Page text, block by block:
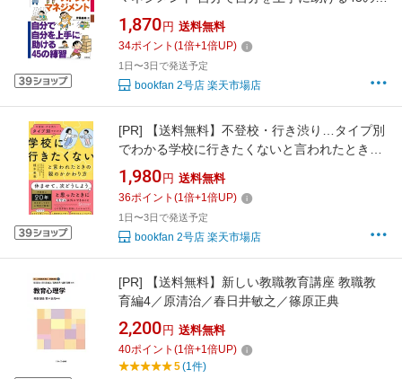
習／伊藤絵美
1,870 円 送料無料
34ポイント (1倍+1倍UP)
1日〜3日で発送予定
bookfan 2号店 楽天市場店
[PR]
【送料無料】不登校・行き渋り…タイプ別
でわかる学校に行きたくないと言われたときの
親のかかわり方／植木希恵
1,980 円 送料無料
36ポイント (1倍+1倍UP)
1日〜3日で発送予定
bookfan 2号店 楽天市場店
[PR]
【送料無料】新しい教職教育講座 教職教
育編4／原清治／春日井敏之／篠原正典
2,200 円 送料無料
40ポイント (1倍+1倍UP)
5(1件)